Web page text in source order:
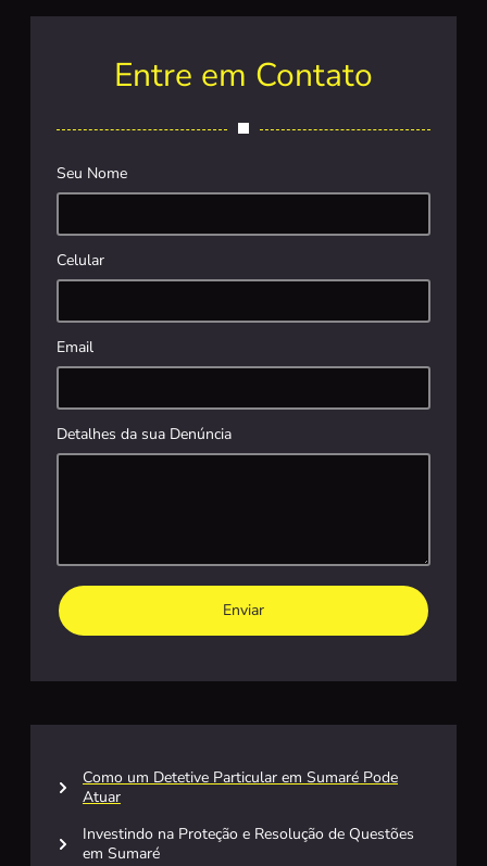
Entre em Contato
Seu Nome
Celular
Email
Detalhes da sua Denúncia
Enviar
Como um Detetive Particular em Sumaré Pode
Atuar
Investindo na Proteção e Resolução de Questões
em Sumaré